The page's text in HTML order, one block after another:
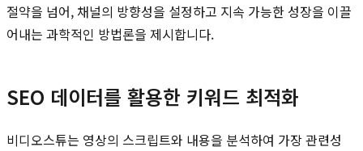
절약을 넘어, 채널의 방향성을 설정하고 지속 가능한 성장을 이끌
어내는 과학적인 방법론을 제시합니다.
SEO 데이터를 활용한 키워드 최적화
비디오스튜는 영상의 스크립트와 내용을 분석하여 가장 관련성